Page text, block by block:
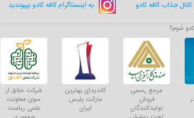
به اینستاگرام کافه کادو بپیوندید کانال جذاب کافه کادو
شوم؟
مرجع رسمی
فروش
تولیدکنندگان
کاندیدای بهترین
مارکت پلیس
ایران
شرکت خلاق از
سوی معاونت
علمی ریاست